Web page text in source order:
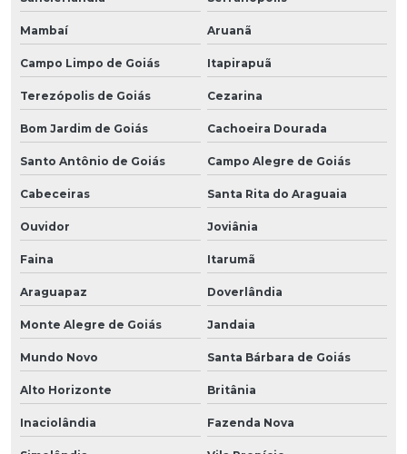
Mambaí Aruanã
Campo Limpo de Goiás Itapirapuã
Terezópolis de Goiás Cezarina
Bom Jardim de Goiás Cachoeira Dourada
Santo Antônio de Goiás Campo Alegre de Goiás
Cabeceiras Santa Rita do Araguaia
Ouvidor Joviânia
Faina Itarumã
Araguapaz Doverlândia
Monte Alegre de Goiás Jandaia
Mundo Novo Santa Bárbara de Goiás
Alto Horizonte Britânia
Inaciolândia Fazenda Nova